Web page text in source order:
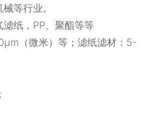
等行业。
纸，PP、聚酯等等
（微米）等；滤纸滤材：5-